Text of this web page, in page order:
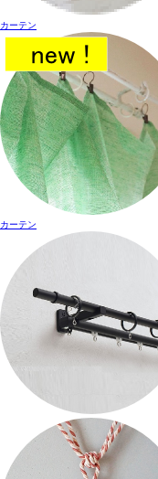
カーテン
カーテン